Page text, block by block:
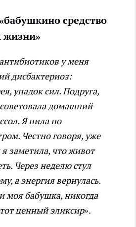
средство
жизни»
у меня
дисбактериоз:
упадок сил. Подруга,
домашний
Я пила по
Честно говоря, уже
я заметила, что живот
Через неделю стул
а энергия вернулась.
моя бабушка, никогда
ценный эликсир».